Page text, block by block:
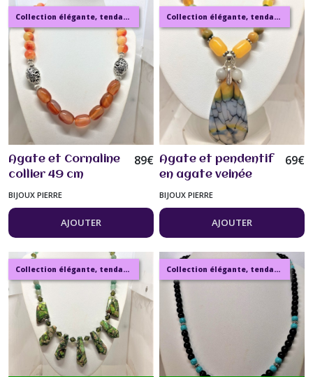
Collection élégante, tendance, moderne, de bijoux en ambre, pierre, perles.
Agate et Cornaline
collier 49 cm
grosses perles
ovales et rondes et
argent tibétain
Bijou femme
89€
BIJOUX PIERRE
AJOUTER
Collection élégante, tendance, moderne, de bijoux en ambre, pierre, perles.
Agate et pendentif
en agate veinée
collier 50 cm Bijou
femme
69€
BIJOUX PIERRE
AJOUTER
Collection élégante, tendance, moderne, de bijoux en ambre, pierre, perles. Collection élégante, tendance, moderne, de bijoux en ambre, pierre, perles.